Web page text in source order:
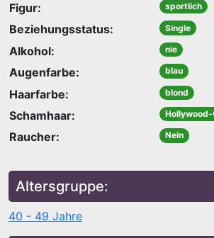
Figur: sportlich
Beziehungsstatus: Single
Alkohol: nie
Augenfarbe: blau
Haarfarbe: blond
Schamhaar:
Raucher: Nein
Altersgruppe:
40 - 49 Jahre